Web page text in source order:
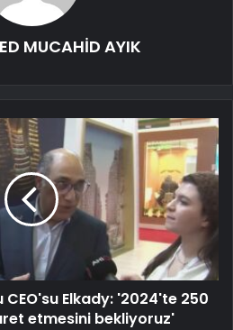
MUCAHİD AYIK
CEO'su Elkady: '2024'te 250
etmesini bekliyoruz'